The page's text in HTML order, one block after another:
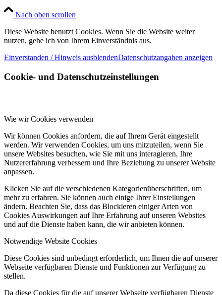
Nach oben scrollen
Diese Website benutzt Cookies. Wenn Sie die Website weiter
nutzen, gehe ich von Ihrem Einverständnis aus.
Einverstanden / Hinweis ausblendenDatenschutzangaben anzeigen
Cookie- und Datenschutzeinstellungen
Wie wir Cookies verwenden
Wir können Cookies anfordern, die auf Ihrem Gerät eingestellt
werden. Wir verwenden Cookies, um uns mitzuteilen, wenn Sie
unsere Websites besuchen, wie Sie mit uns interagieren, Ihre
Nutzererfahrung verbessern und Ihre Beziehung zu unserer Website
anpassen.
Klicken Sie auf die verschiedenen Kategorienüberschriften, um
mehr zu erfahren. Sie können auch einige Ihrer Einstellungen
ändern. Beachten Sie, dass das Blockieren einiger Arten von
Cookies Auswirkungen auf Ihre Erfahrung auf unseren Websites
und auf die Dienste haben kann, die wir anbieten können.
Notwendige Website Cookies
Diese Cookies sind unbedingt erforderlich, um Ihnen die auf unserer
Webseite verfügbaren Dienste und Funktionen zur Verfügung zu
stellen.
Da diese Cookies für die auf unserer Webseite verfügbaren Dienste